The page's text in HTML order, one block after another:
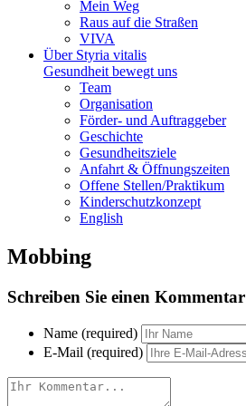
Mein Weg
Raus auf die Straßen
VIVA
Über Styria vitalis
Gesundheit bewegt uns
Team
Organisation
Förder- und Auftraggeber
Geschichte
Gesundheitsziele
Anfahrt & Öffnungszeiten
Offene Stellen/Praktikum
Kinderschutzkonzept
English
Mobbing
Schreiben Sie einen Kommentar
Name (required)
E-Mail (required)